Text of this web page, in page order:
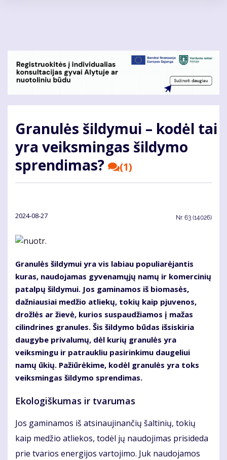
Granulės šildymui – kodėl tai
yra veiksmingas šildymo
sprendimas?
(1)
2024-08-27 Nr. 63 (14026)
Granulės šildymui yra vis labiau populiarėjantis
kuras, naudojamas gyvenamųjų namų ir komercinių
patalpų šildymui. Jos gaminamos iš biomasės,
dažniausiai medžio atliekų, tokių kaip pjuvenos,
drožlės ar žievė, kurios suspaudžiamos į mažas
cilindrines granules. Šis šildymo būdas išsiskiria
daugybe privalumų, dėl kurių granulės yra
veiksmingu ir patraukliu pasirinkimu daugeliui
namų ūkių. Pažiūrėkime, kodėl granulės yra toks
veiksmingas šildymo sprendimas.
Ekologiškumas ir tvarumas
Jos gaminamos iš atsinaujinančių šaltinių, tokių
kaip medžio atliekos, todėl jų naudojimas prisideda
prie tvarios energijos vartojimo. Juk naudojamos